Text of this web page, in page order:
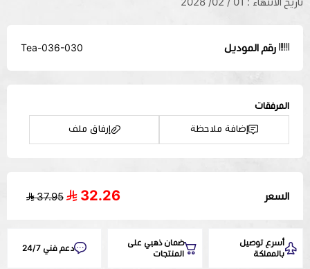
رقم الموديل Tea-036-030
المرفقات
إضافة ملاحظة إرفاق ملف
اسحب و افلت الملف هنا
السعر 32.26
37.95
أسرع توصيل
بالمملكة
ضمان ذهبي على
المنتجات
دعم فني 24/7